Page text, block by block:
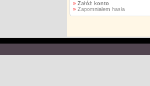
» Załóż konto
»Zapomniałem hasła